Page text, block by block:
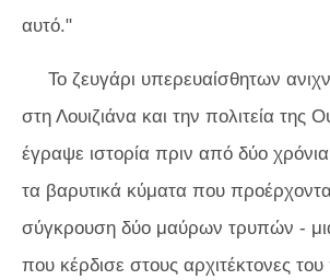
αυτό."
Το ζευγάρι υπερευαίσθητων
στη Λουιζιάνα και την πολιτεία της
έγραψε ιστορία πριν από δύο
τα βαρυτικά κύματα που
σύγκρουση δύο μαύρων τρυπών -
που κέρδισε στους αρχιτέκτονες